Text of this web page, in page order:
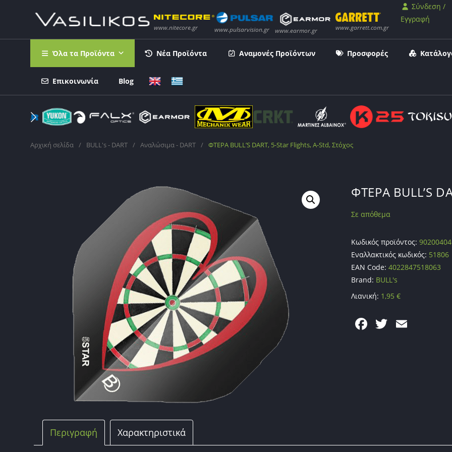
Σύνδεση /
Εγγραφή
Όλα τα Προϊόντα Νέα Προϊόντα Αναμονές Προϊόντων Προσφορές
Επικοινωνία Blog
Αρχική σελίδα / BULL's - DART / Αναλώσιμα - DART / ΦΤΕΡΑ BULL’S DART, 5-Star Flights, A-Std, Στόχος
ΦΤΕΡΑ BULL’S
Σε απόθεμα
Κωδικός προϊόντος:
Εναλλακτικός κωδικός: 51806
EAN Code:4022847518063
Brand: BULL's
Λιανική: 1,95€
F T
Περιγραφή Χαρακτηριστικά